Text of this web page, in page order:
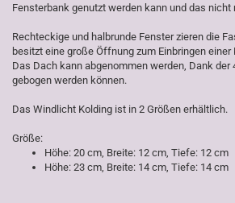
Fensterbank genutzt werden kann und das nicht
Rechteckige und halbrunde Fenster zieren die
besitzt eine große Öffnung zum Einbringen einer
Das Dach kann abgenommen werden, Dank der
gebogen werden können.
Das Windlicht Kolding ist in 2 Größen erhältlich.
Größe:
Höhe: 20 cm, Breite: 12 cm, Tiefe: 12 cm
Höhe: 23 cm, Breite: 14 cm, Tiefe: 14 cm